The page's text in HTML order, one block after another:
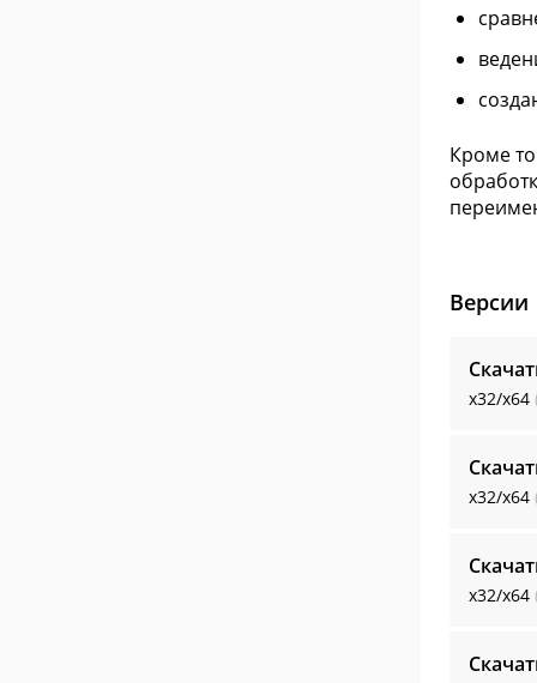
Кроме
Версии
x32/x64
x32/x64
x32/x64